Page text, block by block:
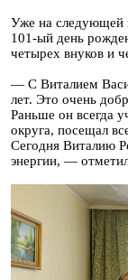
Уже на следующей
101-ый день
четырех внуков и
— С Виталием
лет. Это очень
Раньше он всегда
округа, посещал
Сегодня Виталию
энергии, —